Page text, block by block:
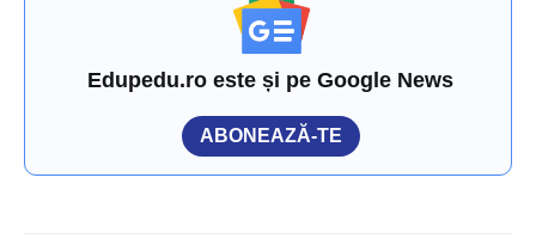
Edupedu.ro este și pe Google News
ABONEAZĂ-TE